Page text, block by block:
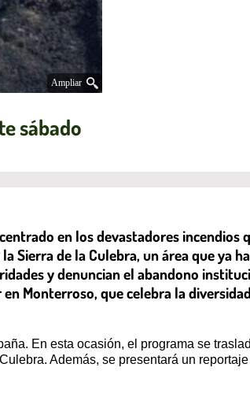
Ampliar
sábado
en los devastadores incendios
Sierra de la Culebra, un área que ya
y denuncian el abandono
Monterroso, que celebra la
En esta ocasión, el programa se
Además, se presentará un reportaje